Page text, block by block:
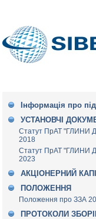
Інформація про
УСТАНОВЧІ
Статут ПрАТ "ГЛИНИ
2018
Статут ПрАТ "ГЛИНИ
2023
АКЦІОНЕРНИЙ
ПОЛОЖЕННЯ
Положення про ЗЗА
ПРОТОКОЛИ